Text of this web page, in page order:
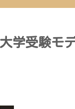
学受験モ